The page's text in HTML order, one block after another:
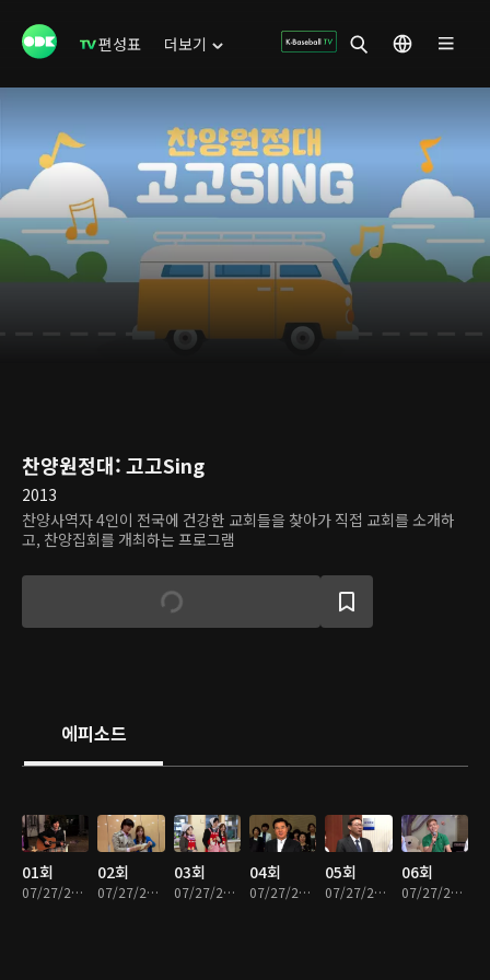
편성표 더보기
찬양원정대: 고고Sing
2013
찬양사역자 4인이 전국에 건강한 교회들을 찾아가 직접 교회를 소개하
고, 찬양집회를 개최하는 프로그램
에피소드
01회
07/27/2020 • 27분
02회
07/27/2020 • 28분
03회
07/27/2020 • 28분
04회
07/27/2020 • 27분
05회
07/27/2020 • 28분
06회
07/27/2020 • 28분